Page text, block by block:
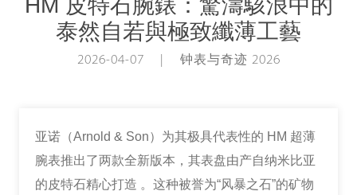
HM 皮特石腕錶：驚濤駭浪中的
泰然自若與極致纖薄工藝
2026-04-07 | 钟表与奇迹 2026
亚诺（Arnold & Son）为其极具代表性的 HM 超薄
腕表推出了两款全新版本，其表盘由产自纳米比亚
的皮特石精心打造 。这种被誉为“风暴之石”的矿物